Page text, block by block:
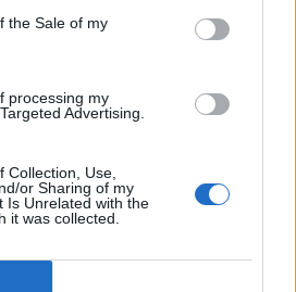
the Sale of my
processing my
Advertising.
Collection, Use,
or Sharing of my
Is Unrelated with the
it was collected.
του βρετανικού Keele -
08/26|17:01
Literacy» της Πειραιώς
συνεργασία με το The Tipping
- Συμμετείχαν 2.589
08/26